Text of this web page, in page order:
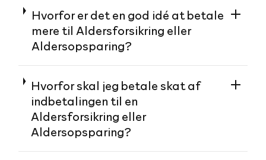
Hvorfor er det en god idé at betale
mere til Aldersforsikring eller
Aldersopsparing?
Hvorfor skal jeg betale skat af
indbetalingen til en
Aldersforsikring eller
Aldersopsparing?